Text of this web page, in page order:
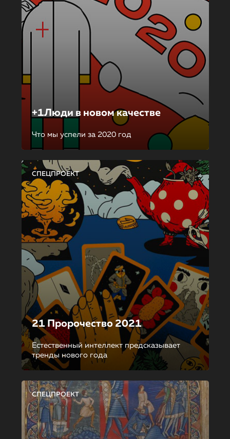
+1Люди в новом качестве
Что мы успели за 2020 год
СПЕЦПРОЕКТ
21 Пророчество 2021
Естественный интеллект предсказывает
тренды нового года
СПЕЦПРОЕКТ